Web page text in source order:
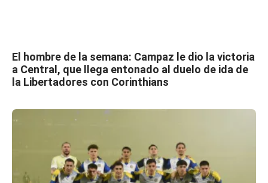
El hombre de la semana: Campaz le dio la victoria
a Central, que llega entonado al duelo de ida de
la Libertadores con Corinthians